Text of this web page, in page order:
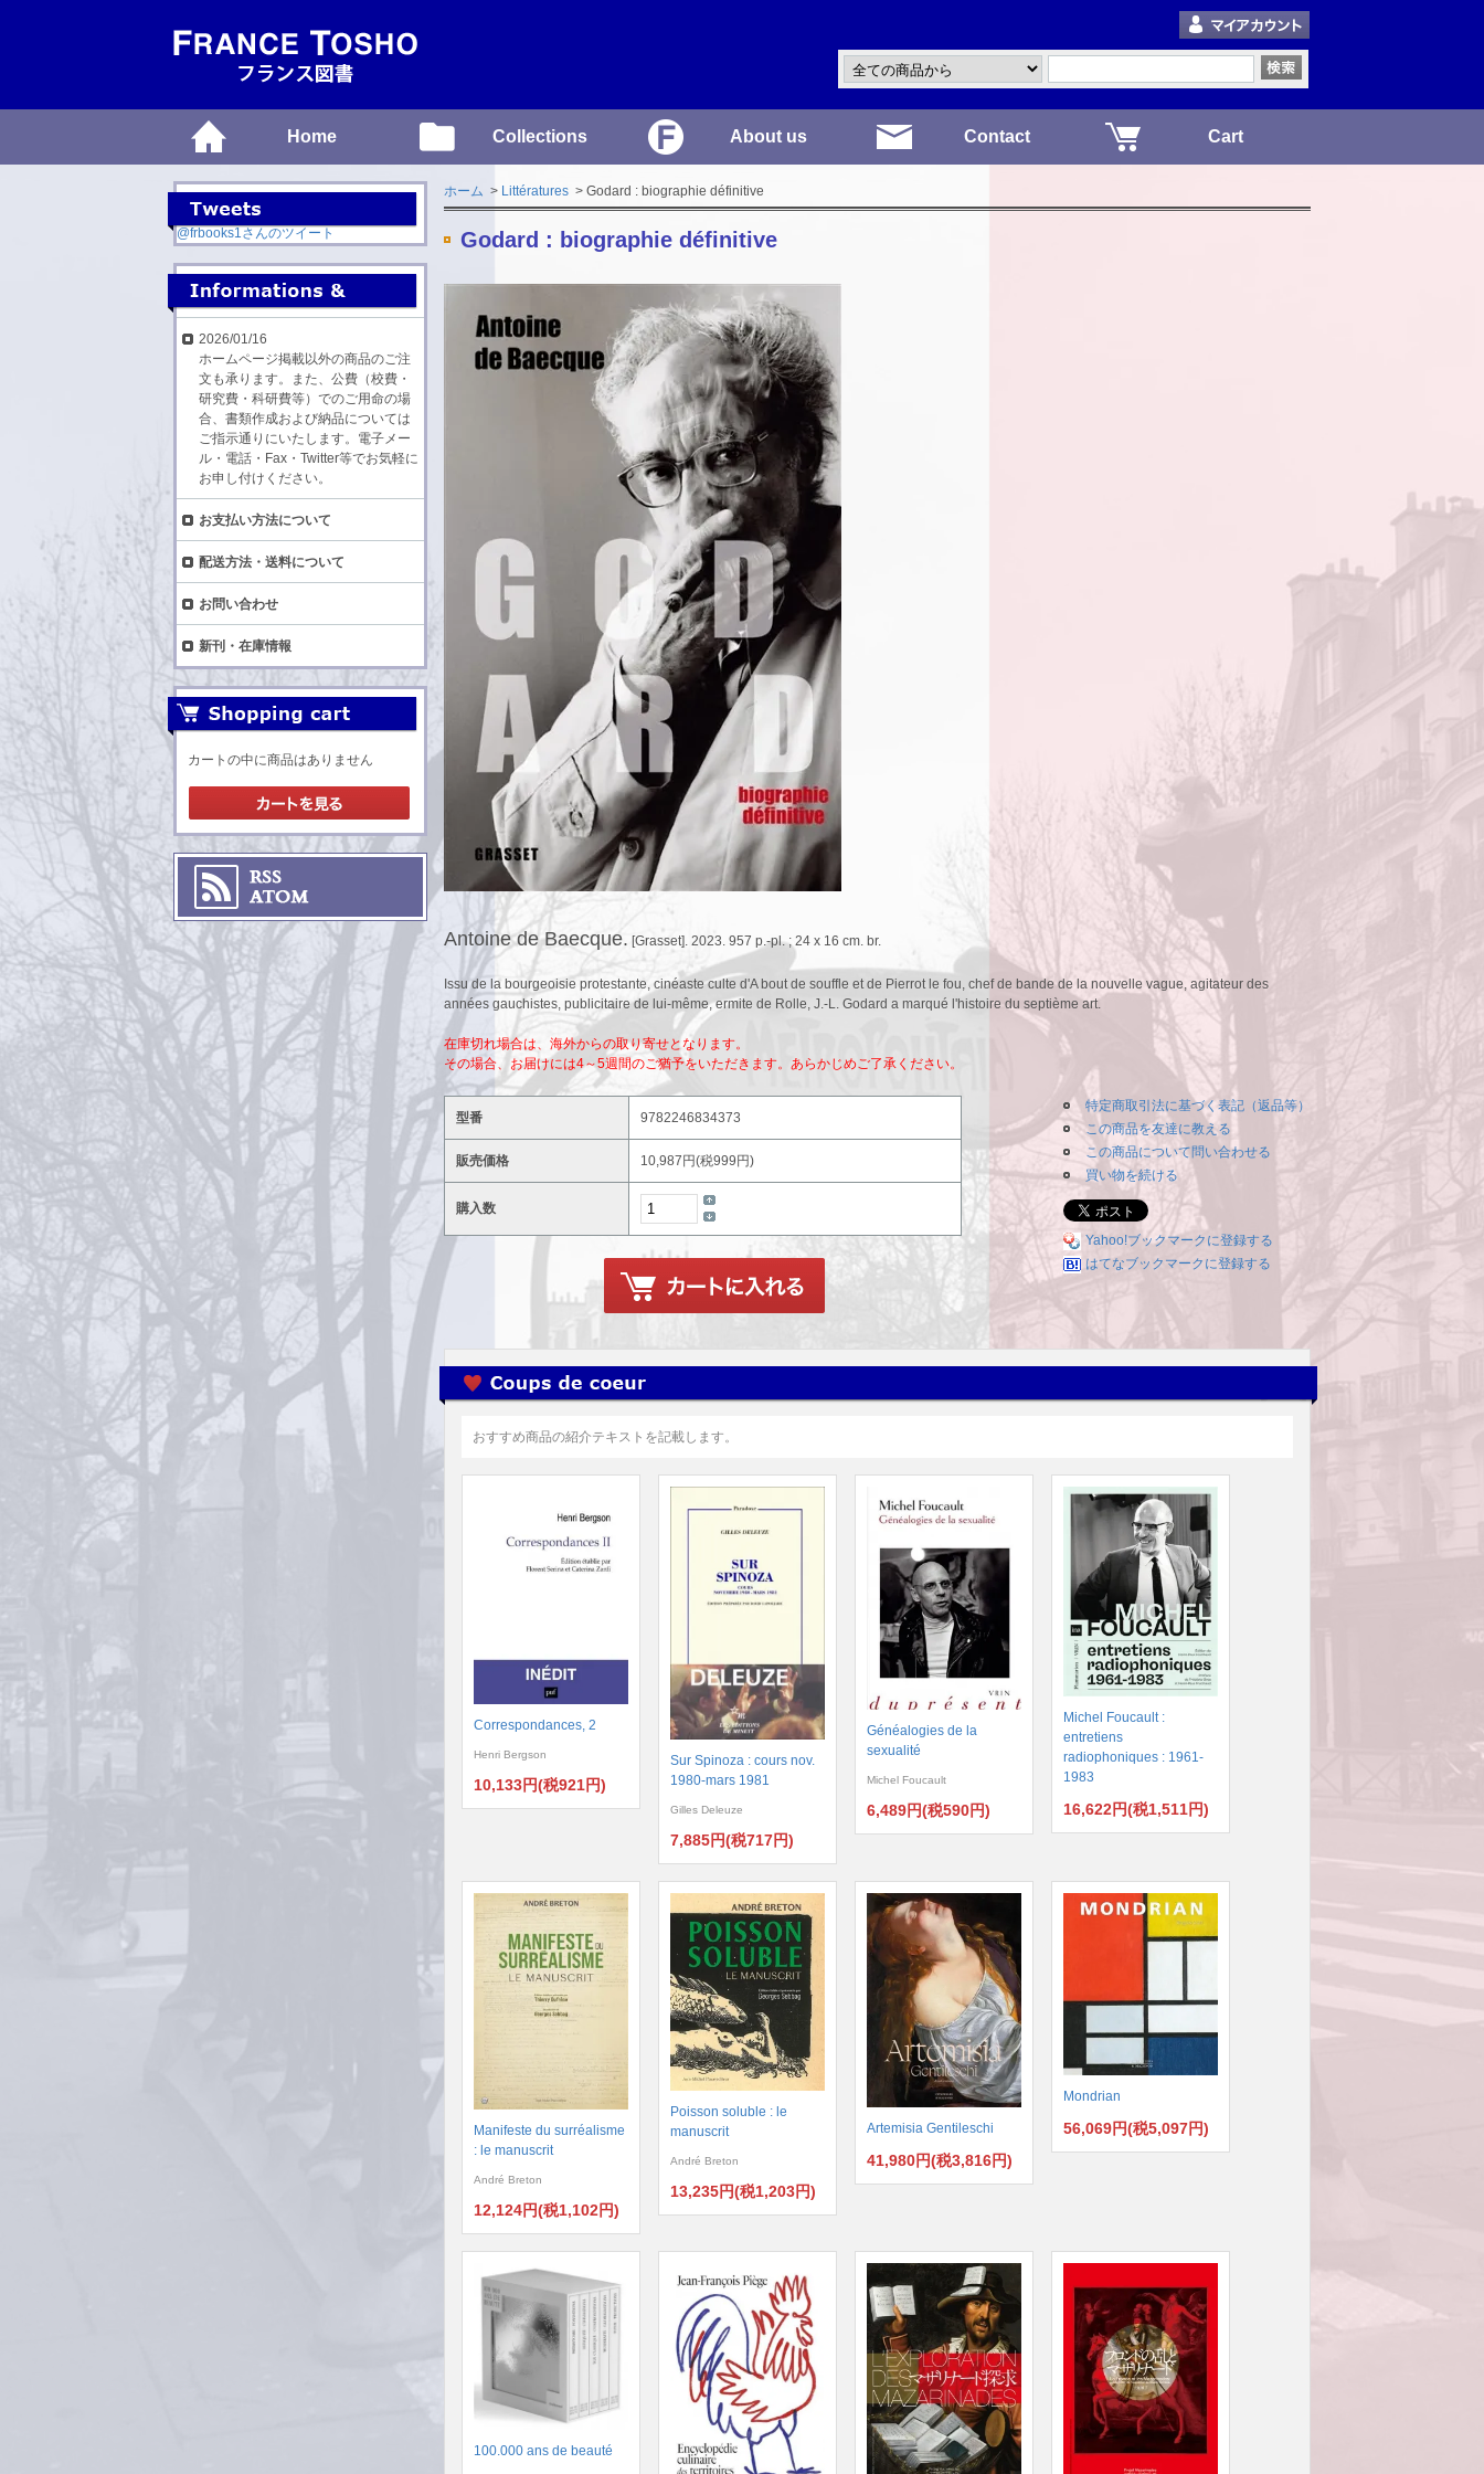
Home Collections About us Contact Cart
ホーム > Littératures > Godard : biographie définitive
Godard : biographie définitive
Antoine de Baecque. [Grasset]. 2023. 957 p.-pl. ; 24 x 16 cm. br.
Issu de la bourgeoisie protestante, cinéaste culte d'A bout de souffle et de Pierrot le fou, chef de bande de la nouvelle vague, agitateur des
années gauchistes, publicitaire de lui-même, ermite de Rolle, J.-L. Godard a marqué l'histoire du septième art.
在庫切れ場合は、海外からの取り寄せとなります。
その場合、お届けには4～5週間のご猶予をいただきます。あらかじめご了承ください。
型番 9782246834373
販売価格 10,987円(税999円)
購入数
特定商取引法に基づく表記（返品等）
この商品を友達に教える
この商品について問い合わせる
買い物を続ける
Yahoo!ブックマークに登録する
はてなブックマークに登録する
おすすめ商品の紹介テキストを記載します。
Correspondances, 2
Henri Bergson
10,133円(税921円)
Sur Spinoza : cours nov.
1980-mars 1981
Gilles Deleuze
7,885円(税717円)
Généalogies de la
sexualité
Michel Foucault
6,489円(税590円)
Michel Foucault :
entretiens
radiophoniques : 1961-
1983
16,622円(税1,511円)
Manifeste du surréalisme
: le manuscrit
André Breton
12,124円(税1,102円)
Poisson soluble : le
manuscrit
André Breton
13,235円(税1,203円)
Artemisia Gentileschi
41,980円(税3,816円)
Mondrian
56,069円(税5,097円)
100.000 ans de beauté
@frbooks1さんのツイート
2026/01/16
ホームページ掲載以外の商品のご注
文も承ります。また、公費（校費・
研究費・科研費等）でのご用命の場
合、書類作成および納品については
ご指示通りにいたします。電子メー
ル・電話・Fax・Twitter等でお気軽に
お申し付けください。
お支払い方法について
配送方法・送料について
お問い合わせ
新刊・在庫情報
カートの中に商品はありません